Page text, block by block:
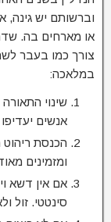
וברשותם יש גינה,
או מארחים בה.
צורך כמו בעבר
במלאכה:
שינוי התאורה
אנשים
הכנסת ריהוט
ומזמינים
אם אין דשא
סינטטי. זול